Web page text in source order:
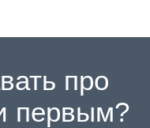
про
первым?